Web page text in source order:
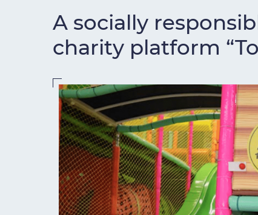
A socially
charity platform